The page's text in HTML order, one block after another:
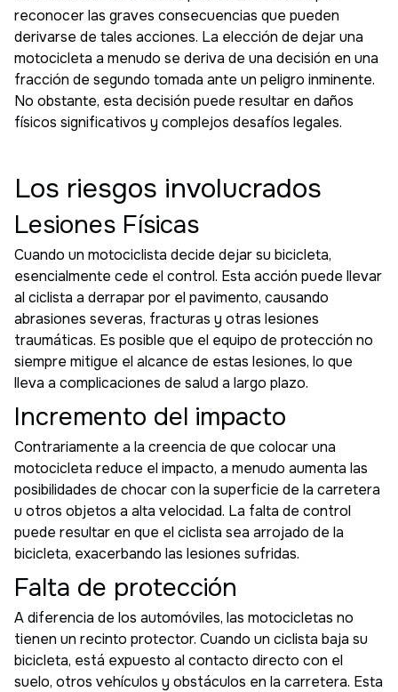
reconocer las graves consecuencias que pueden
derivarse de tales acciones. La elección de dejar una
motocicleta a menudo se deriva de una decisión en una
fracción de segundo tomada ante un peligro inminente.
No obstante, esta decisión puede resultar en daños
físicos significativos y complejos desafíos legales.
Los riesgos involucrados
Lesiones Físicas
Cuando un motociclista decide dejar su bicicleta,
esencialmente cede el control. Esta acción puede llevar
al ciclista a derrapar por el pavimento, causando
abrasiones severas, fracturas y otras lesiones
traumáticas. Es posible que el equipo de protección no
siempre mitigue el alcance de estas lesiones, lo que
lleva a complicaciones de salud a largo plazo.
Incremento del impacto
Contrariamente a la creencia de que colocar una
motocicleta reduce el impacto, a menudo aumenta las
posibilidades de chocar con la superficie de la carretera
u otros objetos a alta velocidad. La falta de control
puede resultar en que el ciclista sea arrojado de la
bicicleta, exacerbando las lesiones sufridas.
Falta de protección
A diferencia de los automóviles, las motocicletas no
tienen un recinto protector. Cuando un ciclista baja su
bicicleta, está expuesto al contacto directo con el
suelo, otros vehículos y obstáculos en la carretera. Esta